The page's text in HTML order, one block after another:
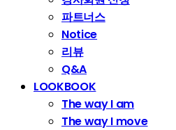
파트너스
Notice
리뷰
Q&A
LOOKBOOK
The way I am
The way I move